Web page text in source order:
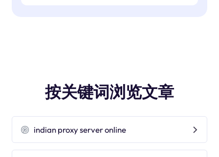
按关键词浏览文章
indian proxy server online